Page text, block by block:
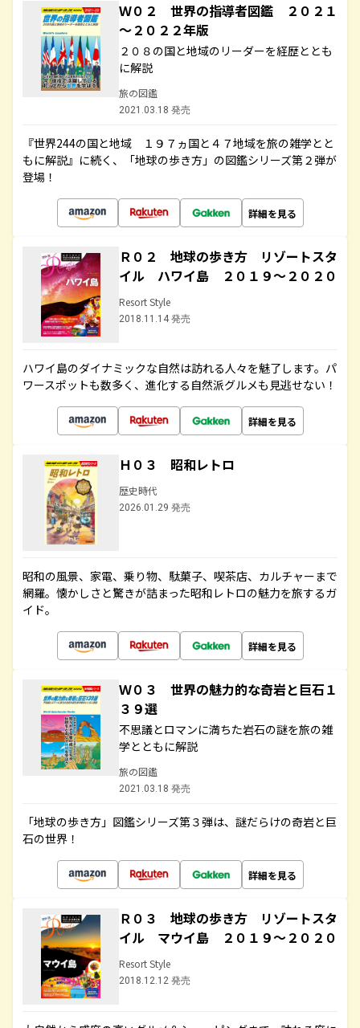
Ｗ０２ 世界の指導者図鑑 ２０２１
～２０２２年版
２０８の国と地域のリーダーを経歴ととも
に解説
旅の図鑑
2021.03.18 発売
『世界244の国と地域 １９７ヵ国と４７地域を旅の雑学とと
もに解説』に続く、「地球の歩き方」の図鑑シリーズ第２弾が
登場！
詳細を見る
Ｒ０２ 地球の歩き方 リゾートスタ
イル ハワイ島 ２０１９～２０２０
Resort Style
2018.11.14 発売
ハワイ島のダイナミックな自然は訪れる人々を魅了します。パ
ワースポットも数多く、進化する自然派グルメも見逃せない！
詳細を見る
Ｈ０３ 昭和レトロ
歴史時代
2026.01.29 発売
昭和の風景、家電、乗り物、駄菓子、喫茶店、カルチャーまで
網羅。懐かしさと驚きが詰まった昭和レトロの魅力を旅するガ
イド。
詳細を見る
Ｗ０３ 世界の魅力的な奇岩と巨石１
３９選
不思議とロマンに満ちた岩石の謎を旅の雑
学とともに解説
旅の図鑑
2021.03.18 発売
「地球の歩き方」図鑑シリーズ第３弾は、謎だらけの奇岩と巨
石の世界！
詳細を見る
Ｒ０３ 地球の歩き方 リゾートスタ
イル マウイ島 ２０１９～２０２０
Resort Style
2018.12.12 発売